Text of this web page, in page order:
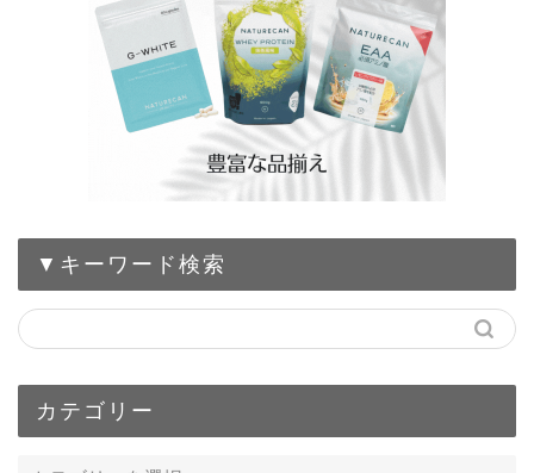
▼キーワード検索
カテゴリー